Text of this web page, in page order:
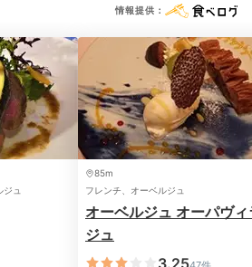
取れている情報を表示しています。
情報提供：
ュ
85m
フレンチ、オーベルジュ
オーベルジュ オーパヴ
ジュ
3.25